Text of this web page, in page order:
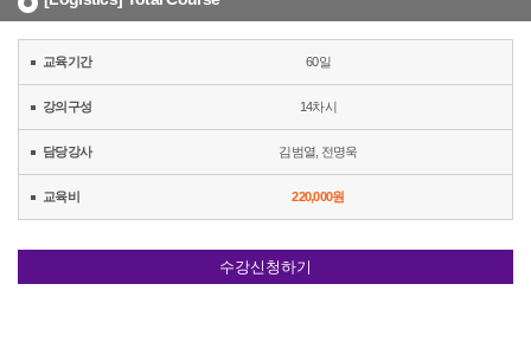
교육기간 60일
강의구성 14차시
담당강사 김범열 전명욱
교육비 220,000원
수강신청하기